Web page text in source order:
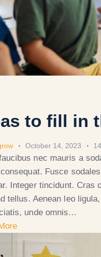
to fill in
October 14, 2023
nec mauris a
Fusce
Integer tincidunt. Cras
tellus. Aenean leo
unde omnis…